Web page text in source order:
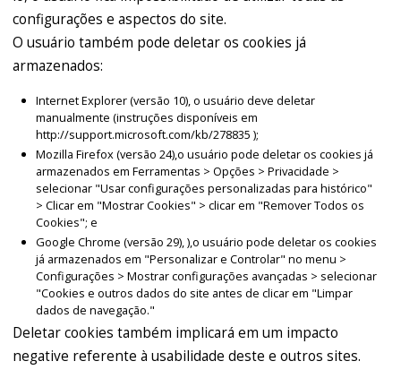
configurações e aspectos do site.
O usuário também pode deletar os cookies já
armazenados:
Internet Explorer (versão 10), o usuário deve deletar
manualmente (instruções disponíveis em
http://support.microsoft.com/kb/278835 );
Mozilla Firefox (versão 24),o usuário pode deletar os cookies já
armazenados em Ferramentas > Opções > Privacidade >
selecionar "Usar configurações personalizadas para histórico"
> Clicar em "Mostrar Cookies" > clicar em "Remover Todos os
Cookies"; e
Google Chrome (versão 29), ),o usuário pode deletar os cookies
já armazenados em "Personalizar e Controlar" no menu >
Configurações > Mostrar configurações avançadas > selecionar
"Cookies e outros dados do site antes de clicar em "Limpar
dados de navegação."
Deletar cookies também implicará em um impacto
negative referente à usabilidade deste e outros sites.